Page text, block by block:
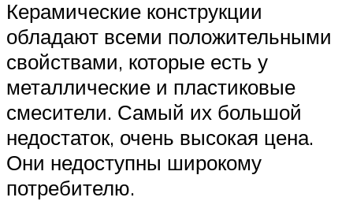
Керамические конструкции
обладают всеми положительными
свойствами, которые есть у
металлические и пластиковые
смесители. Самый их большой
недостаток, очень высокая цена.
Они недоступны широкому
потребителю.